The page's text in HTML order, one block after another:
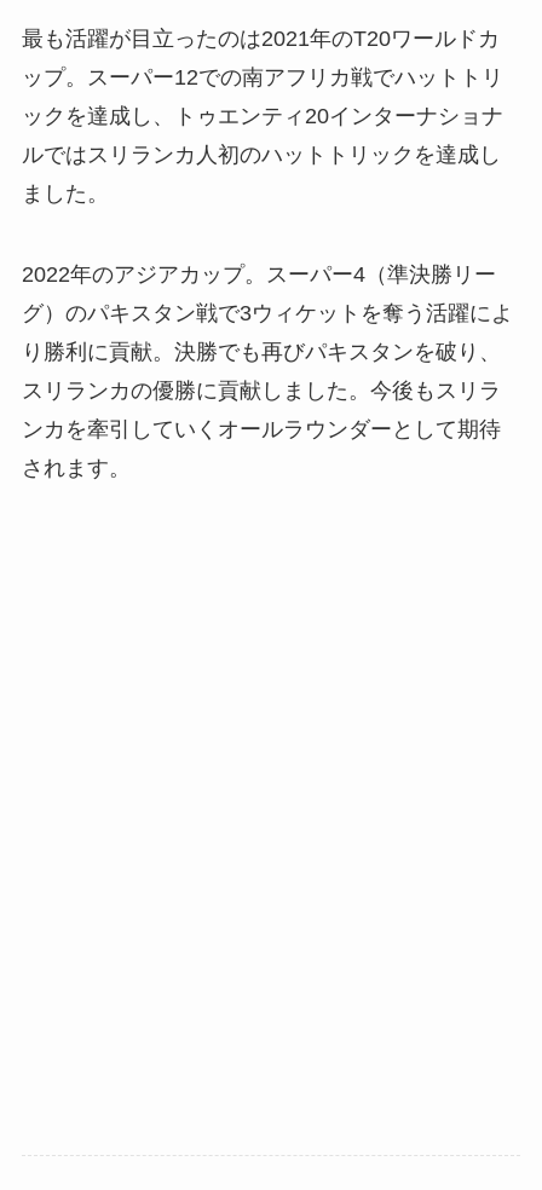
最も活躍が目立ったのは2021年のT20ワールドカ
ップ。スーパー12での南アフリカ戦でハットトリ
ックを達成し、トゥエンティ20インターナショナ
ルではスリランカ人初のハットトリックを達成し
ました。
2022年のアジアカップ。スーパー4（準決勝リー
グ）のパキスタン戦で3ウィケットを奪う活躍によ
り勝利に貢献。決勝でも再びパキスタンを破り、
スリランカの優勝に貢献しました。今後もスリラ
ンカを牽引していくオールラウンダーとして期待
されます。